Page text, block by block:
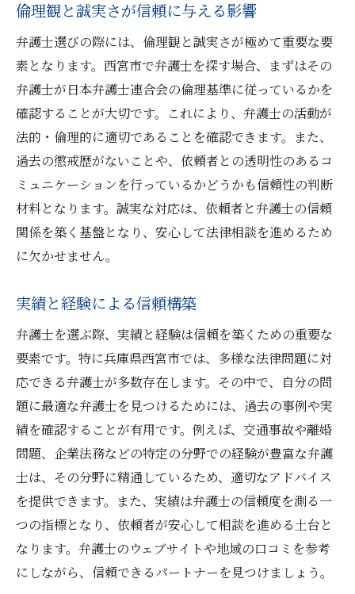
倫理観と誠実さが信頼に与える影響
弁護士選びの際には、倫理観と誠実さが極めて重要な要
素となります。西宮市で弁護士を探す場合、まずはその
弁護士が日本弁護士連合会の倫理基準に従っているかを
確認することが大切です。これにより、弁護士の活動が
法的・倫理的に適切であることを確認できます。また、
過去の懲戒歴がないことや、依頼者との透明性のあるコ
ミュニケーションを行っているかどうかも信頼性の判断
材料となります。誠実な対応は、依頼者と弁護士の信頼
関係を築く基盤となり、安心して法律相談を進めるため
に欠かせません。
実績と経験による信頼構築
弁護士を選ぶ際、実績と経験は信頼を築くための重要な
要素です。特に兵庫県西宮市では、多様な法律問題に対
応できる弁護士が多数存在します。その中で、自分の問
題に最適な弁護士を見つけるためには、過去の事例や実
績を確認することが有用です。例えば、交通事故や離婚
問題、企業法務などの特定の分野での経験が豊富な弁護
士は、その分野に精通しているため、適切なアドバイス
を提供できます。また、実績は弁護士の信頼度を測る一
つの指標となり、依頼者が安心して相談を進める土台と
なります。弁護士のウェブサイトや地域の口コミを参考
にしながら、信頼できるパートナーを見つけましょう。